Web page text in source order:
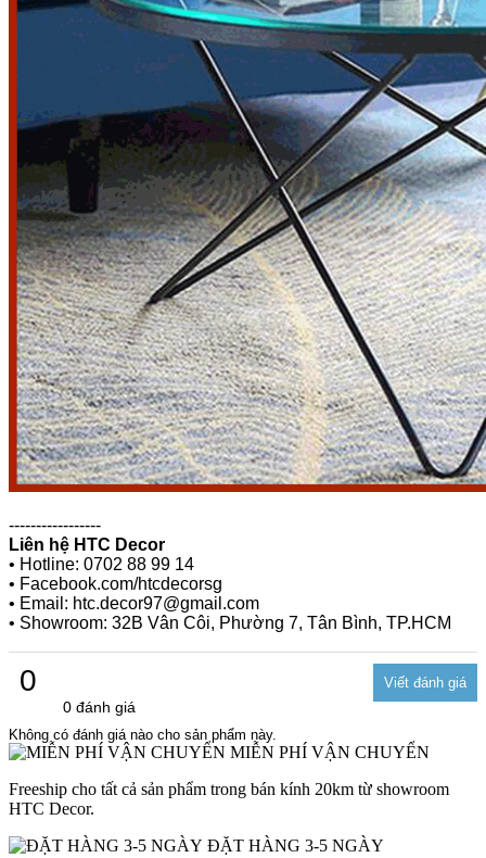
-----------------
Liên hệ HTC Decor
• Hotline: 0702 88 99 14
• Facebook.com/htcdecorsg
• Email: htc.decor97@gmail.com
• Showroom: 32B Vân Côi, Phường 7, Tân Bình, TP.HCM
0
0 đánh giá
Không có đánh giá nào cho sản phẩm này.
MIỄN PHÍ VẬN CHUYỂN
Freeship cho tất cả sản phẩm trong bán kính 20km từ showroom
HTC Decor.
ĐẶT HÀNG 3-5 NGÀY